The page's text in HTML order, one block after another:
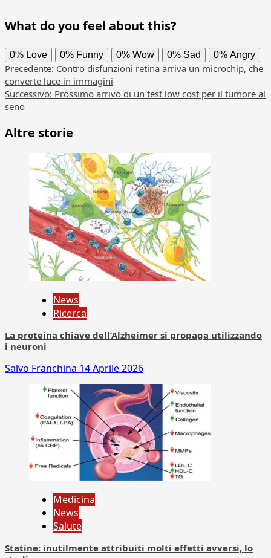
What do you feel about this?
0% Love 0% Funny 0% Wow 0% Sad 0% Angry
Navigazione
articolo
Precedente: Contro disfunzioni retina arriva un microchip, che
converte luce in immagini
Successivo: Prossimo arrivo di un test low cost per il tumore al
seno
Altre storie
News
Ricerca
La proteina chiave dell’Alzheimer si propaga utilizzando
i neuroni
Salvo Franchina 14 Aprile 2026
Medicina
News
Salute
Statine: inutilmente attribuiti molti effetti avversi, lo